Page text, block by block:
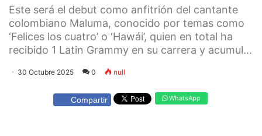
Este será el debut como anfitrión del cantante
colombiano Maluma, conocido por temas como
‘Felices los cuatro’ o ‘Hawái’, quien en total ha
recibido 1 Latin Grammy en su carrera y acumul...
30 Octubre 2025 0 null
Compartir WhatsApp